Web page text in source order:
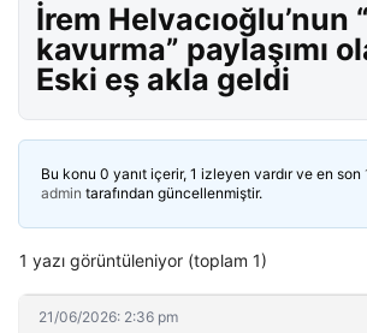
İrem Helvacıoğlu’nun
kavurma” paylaşımı
Eski eş akla geldi
Bu konu 0 yanıt içerir, 1 izleyen vardır ve en son
admin tarafından güncellenmiştir.
1 yazı görüntüleniyor (toplam 1)
21/06/2026: 2:36 pm